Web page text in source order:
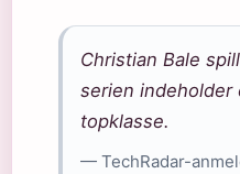
Christian Bale
serien
topklasse.
— TechRadar-